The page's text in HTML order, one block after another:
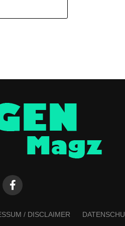
/ DISCLAIMER